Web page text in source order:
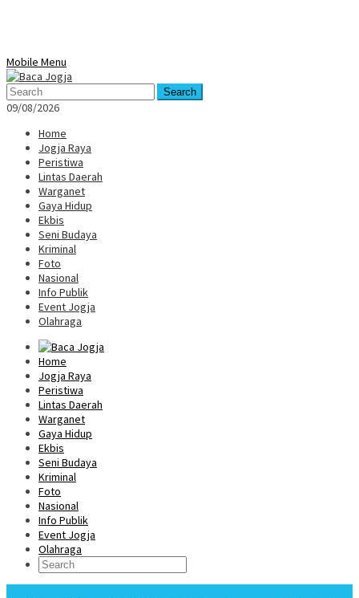
Mobile Menu
Search
09/08/2026
Home
Jogja Raya
Peristiwa
Lintas Daerah
Warganet
Gaya Hidup
Ekbis
Seni Budaya
Kriminal
Foto
Nasional
Info Publik
Event Jogja
Olahraga
Home
Jogja Raya
Peristiwa
Lintas Daerah
Warganet
Gaya Hidup
Ekbis
Seni Budaya
Kriminal
Foto
Nasional
Info Publik
Event Jogja
Olahraga